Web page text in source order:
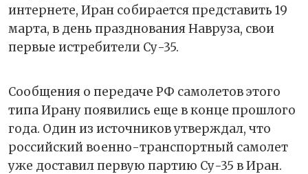
интернете, Иран собирается представить 19
марта, в день празднования Навруза, свои
первые истребители Су-35.
Сообщения о передаче РФ самолетов этого
типа Ирану появились еще в конце прошлого
года. Один из источников утверждал, что
российский военно-транспортный самолет
уже доставил первую партию Су-35 в Иран.